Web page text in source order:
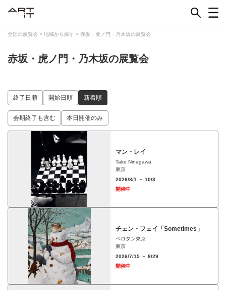
全国の展覧会 > 地域から探す > 赤坂・虎ノ門・乃木坂の展覧会
赤坂・虎ノ門・乃木坂の展覧会
終了日順 開始日順 新着順
会期終了も含む 本日開催のみ
マン・レイ
Take Ninagawa
東京
2026/8/1 － 10/3
開催中
チェン・フェイ「Sometimes」
ペロタン東京
東京
2026/7/15 － 8/29
開催中